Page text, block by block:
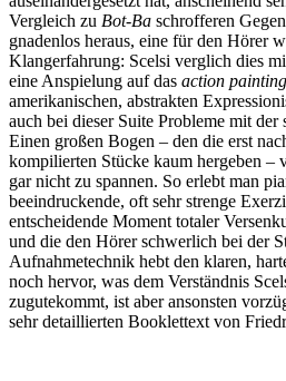
Vergleich zu Bot-Ba schrofferen
gnadenlos heraus, eine für den Hörer
Klangerfahrung: Scelsi verglich dies
eine Anspielung auf das action painting
amerikanischen, abstrakten
auch bei dieser Suite Probleme mit
Einen großen Bogen – den die erst
kompilierten Stücke kaum hergeben –
gar nicht zu spannen. So erlebt man
beeindruckende, oft sehr strenge
entscheidende Moment totaler
und die den Hörer schwerlich bei der
Aufnahmetechnik hebt den klaren,
noch hervor, was dem Verständnis
zugutekommt, ist aber ansonsten
sehr detaillierten Booklettext von